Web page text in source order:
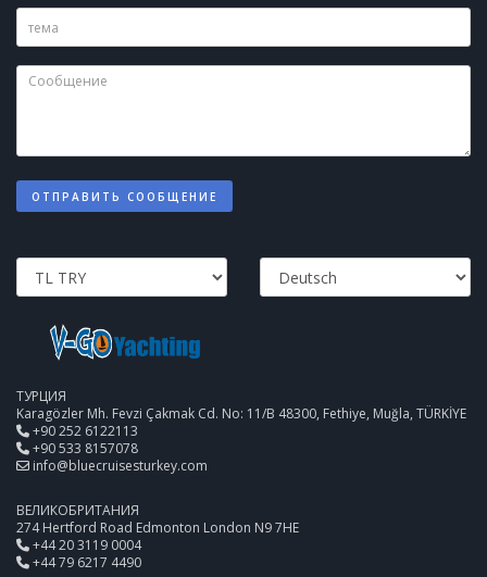
ОТПРАВИТЬ СООБЩЕНИЕ
ТУРЦИЯ
Karagözler Mh. Fevzi Çakmak Cd. No: 11/B 48300, Fethiye, Muğla, TÜRKİYE
+90 252 6122113
+90 533 8157078
info@bluecruisesturkey.com
ВЕЛИКОБРИТАНИЯ
274 Hertford Road Edmonton London N9 7HE
+44 20 3119 0004
+44 79 6217 4490